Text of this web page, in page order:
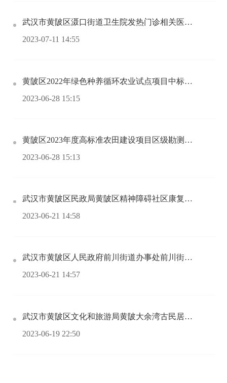
武汉市黄陂区滠口街道卫生院发热门诊相关医疗设施设备采购项目中标（成交）结果公告
2023-07-11 14:55
黄陂区2022年绿色种养循环农业试点项目中标（成交）结果公告
2023-06-28 15:15
黄陂区2023年度高标准农田建设项目区级勘测设计服务项目中标（成交）结果公告
2023-06-28 15:13
武汉市黄陂区民政局黄陂区精神障碍社区康复项目中标(成交)结果公告
2023-06-21 14:58
武汉市黄陂区人民政府前川街道办事处前川街居民社区环卫保洁市场化试点服务项目中标(成交)结果公告
2023-06-21 14:57
武汉市黄陂区文化和旅游局黄陂大余湾古民居建筑群消防工程中标(成交)结果公告
2023-06-19 22:50